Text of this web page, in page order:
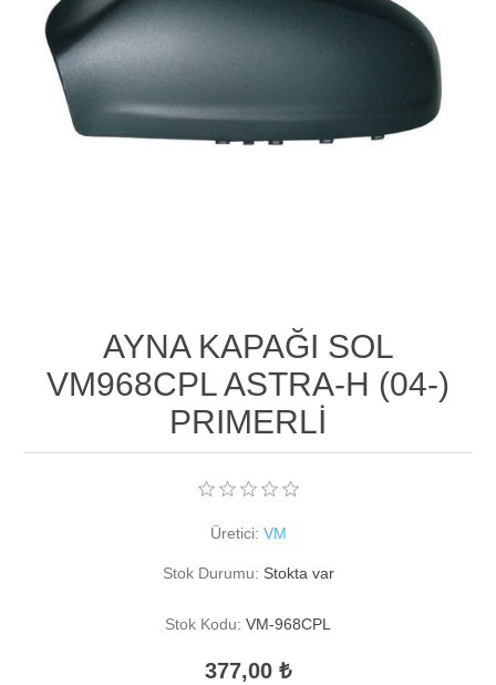
AYNA KAPAĞI SOL
VM968CPL ASTRA-H (04-)
PRIMERLİ
Üretici: VM
Stok Durumu: Stokta var
Stok Kodu: VM-968CPL
377,00 ₺